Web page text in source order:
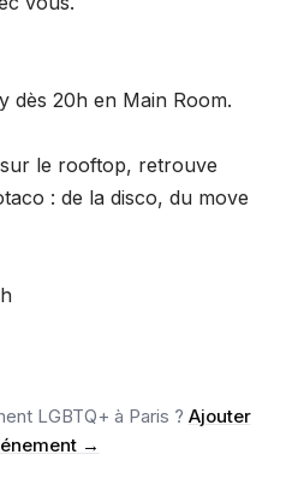
dès 20h en Main Room.
le rooftop, retrouve
: de la disco, du move
LGBTQ+ à Paris ? Ajouter
→